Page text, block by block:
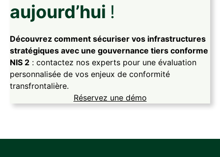
aujourd’hui !
Découvrez comment sécuriser vos infrastructures
stratégiques avec une gouvernance tiers conforme
NIS 2 : contactez nos experts pour une évaluation
personnalisée de vos enjeux de conformité
transfrontalière.
Réservez une démo